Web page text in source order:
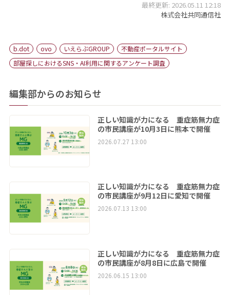
最終更新: 2026.05.11 12:18
株式会社共同通信社
b.dot ovo いえらぶGROUP
不動産ポータルサイト
部屋探しにおけるSNS・AI利用に関するアンケート調査
編集部からのお知らせ
正しい知識が力になる 重症筋無力症
の市民講座が10月3日に熊本で開催
2026.07.27 13:00
正しい知識が力になる 重症筋無力症
の市民講座が9月12日に愛知で開催
2026.07.13 13:00
正しい知識が力になる 重症筋無力症
の市民講座が8月8日に広島で開催
2026.06.15 13:00